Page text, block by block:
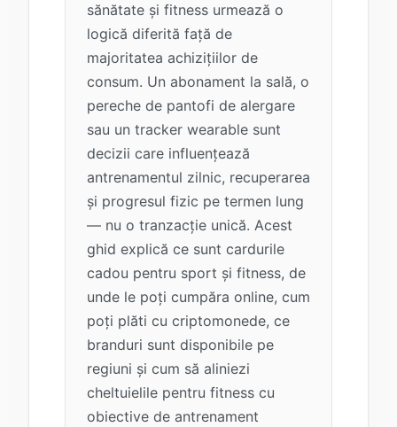
sănătate și fitness urmează o
logică diferită față de
majoritatea achizițiilor de
consum. Un abonament la sală, o
pereche de pantofi de alergare
sau un tracker wearable sunt
decizii care influențează
antrenamentul zilnic, recuperarea
și progresul fizic pe termen lung
— nu o tranzacție unică. Acest
ghid explică ce sunt cardurile
cadou pentru sport și fitness, de
unde le poți cumpăra online, cum
poți plăti cu criptomonede, ce
branduri sunt disponibile pe
regiuni și cum să aliniezi
cheltuielile pentru fitness cu
obiective de antrenament